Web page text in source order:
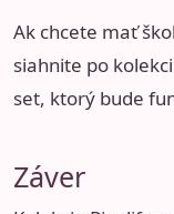
Ak chcete mať
siahnite po
set, ktorý bude
Záver